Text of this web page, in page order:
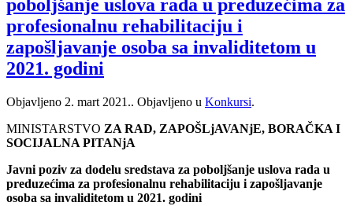
poboljšanje uslova rada u preduzećima za
profesionalnu rehabilitaciju i
zapošljavanje osoba sa invaliditetom u
2021. godini
Objavljeno 2. mart 2021.. Objavljeno u Konkursi.
MINISTARSTVO ZA RAD, ZAPOŠLjAVANjE, BORAČKA I
SOCIJALNA PITANjA
Javni poziv za dodelu sredstava za poboljšanje uslova rada u
preduzećima za profesionalnu rehabilitaciju i zapošljavanje
osoba sa invaliditetom u 2021. godini